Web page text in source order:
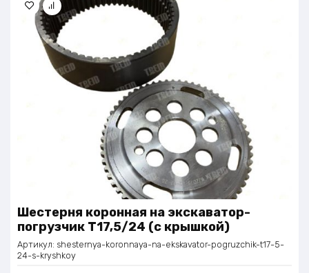
Шестерня коронная на экскаватор-
погрузчик Т17,5/24 (с крышкой)
Артикул: shesternya-koronnaya-na-ekskavator-pogruzchik-t17-5-
24-s-kryshkoy